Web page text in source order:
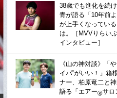
38歳でも進化を続
青が語る「10年前
が上手くなってい
は。［MVVりらい
インタビュー］
《山の神対談》「
イパ”がいい！」箱
ナー、柏原竜二と
語る「エアー®サロ